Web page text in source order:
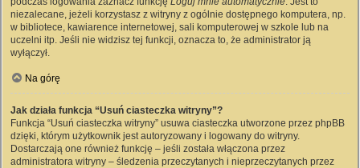
niezalecane, jeżeli korzystasz z witryny z ogólnie dostępnego komputera, np.
w bibliotece, kawiarence internetowej, sali komputerowej w szkole lub na
uczelni itp. Jeśli nie widzisz tej funkcji, oznacza to, że administrator ją
wyłączył.
Na górę
Jak działa funkcja “Usuń ciasteczka witryny”?
Funkcja “Usuń ciasteczka witryny” usuwa ciasteczka utworzone przez phpBB
dzięki, którym użytkownik jest autoryzowany i logowany do witryny.
Dostarczają one również funkcję – jeśli została włączona przez
administratora witryny – śledzenia przeczytanych i nieprzeczytanych przez